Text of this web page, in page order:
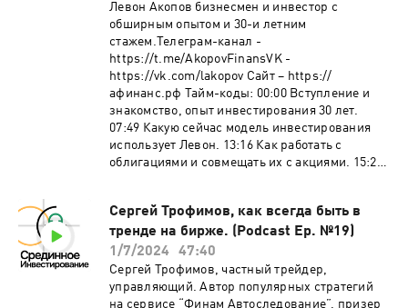
Каждое утро в 9:30 я провожу обзоры для
рынка акций РФ и США.
https://www.youtube.com/c/aeadamovich 3.
Подпишитесь на мой телеграмм канал, в нем я
делюсь своими идеями и торговыми планами,
отвечаю на вопросы подписчиков.
https://t.me/aeadamovich
эфиры с разборами моих сделок и портфелей.
Каждое утро в 9:30 я провожу обзоры для
рынка акций РФ и США.
https://www.youtube.com/c/aeadamovich 3.
Подпишитесь на мой телеграмм канал, в нем я
делюсь своими идеями и торговыми планами,
отвечаю на вопросы подписчиков.
https://t.me/aeadamovich
Левон Акопов бизнесмен и инвестор с
обширным опытом и 30-и летним
стажем.Телеграм-канал -
https://t.me/AkopovFinansVK -
https://vk.com/lakopov Сайт – https://
афинанс.рф Тайм-коды: 00:00 Вступление и
знакомство, опыт инвестирования 30 лет.
07:49 Какую сейчас модель инвестирования
использует Левон. 13:16 Как работать с
облигациями и совмещать их с акциями. 15:25
инвестиционных идей. 25:20 С чего стоит
начинать обучение инвестированию.
Пройдите мой бесплатный мини-курс о
формирование капитала и инвестирование,
как принимать решения и управлять эмоциями
на бирже. https://aeadamovich.ru/mi В этом
Сергей Трофимов, как всегда быть в
тренде на бирже. (Podcast Ep. №19)
1/7/2024
47:40
Сергей Трофимов, частный трейдер,
управляющий. Автор популярных стратегий
на сервисе “Финам Автоследование”, призер